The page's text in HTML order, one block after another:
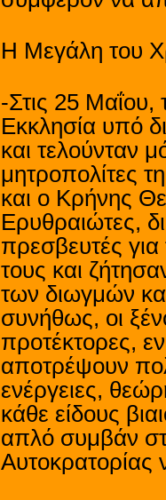
Η Μεγάλη του
-Στις 25 Μαΐου,
Εκκλησία υπό
και τελούνταν
μητροπολίτες
και ο Κρήνης
Ερυθραιώτες,
πρεσβευτές
τους και
των διωγμών
συνήθως, οι
προτέκτορες,
αποτρέψουν
ενέργειες,
κάθε είδους
απλό συμβάν
Αυτοκρατορίας